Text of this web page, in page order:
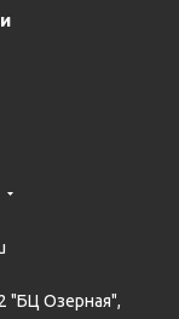
"БЦ Озерная",